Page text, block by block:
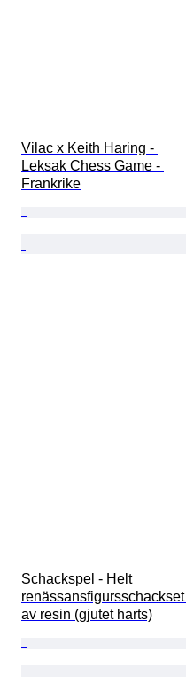
Vilac x Keith Haring -
Leksak Chess Game -
Frankrike
Schackspel - Helt
renässansfigursschackset
av resin (gjutet harts)